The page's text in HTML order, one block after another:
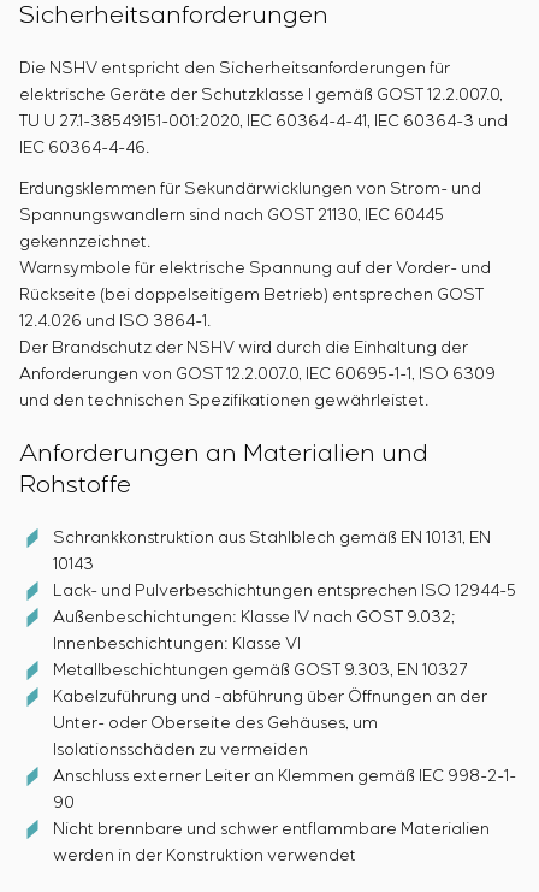
Sicherheitsanforderungen
Die NSHV entspricht den Sicherheitsanforderungen für
elektrische Geräte der Schutzklasse I gemäß GOST 12.2.007.0,
TU U 27.1-38549151-001:2020, IEC 60364-4-41, IEC 60364-3 und
IEC 60364-4-46.
Erdungsklemmen für Sekundärwicklungen von Strom- und
Spannungswandlern sind nach GOST 21130, IEC 60445
gekennzeichnet.
Warnsymbole für elektrische Spannung auf der Vorder- und
Rückseite (bei doppelseitigem Betrieb) entsprechen GOST
12.4.026 und ISO 3864-1.
Der Brandschutz der NSHV wird durch die Einhaltung der
Anforderungen von GOST 12.2.007.0, IEC 60695-1-1, ISO 6309
und den technischen Spezifikationen gewährleistet.
Anforderungen an Materialien und
Rohstoffe
Schrankkonstruktion aus Stahlblech gemäß EN 10131, EN
10143
Lack- und Pulverbeschichtungen entsprechen ISO 12944-5
Außenbeschichtungen: Klasse IV nach GOST 9.032;
Innenbeschichtungen: Klasse VI
Metallbeschichtungen gemäß GOST 9.303, EN 10327
Kabelzuführung und -abführung über Öffnungen an der
Unter- oder Oberseite des Gehäuses, um
Isolationsschäden zu vermeiden
Anschluss externer Leiter an Klemmen gemäß IEC 998-2-1-
90
Nicht brennbare und schwer entflammbare Materialien
werden in der Konstruktion verwendet